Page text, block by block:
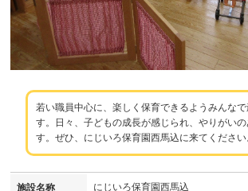
若い職員中心に、楽しく保育できるようみんなで
す。日々、子どもの成長が感じられ、やりがい
す。ぜひ、にじいろ保育園西馬込に来てください
施設名称 にじいろ保育園西馬込